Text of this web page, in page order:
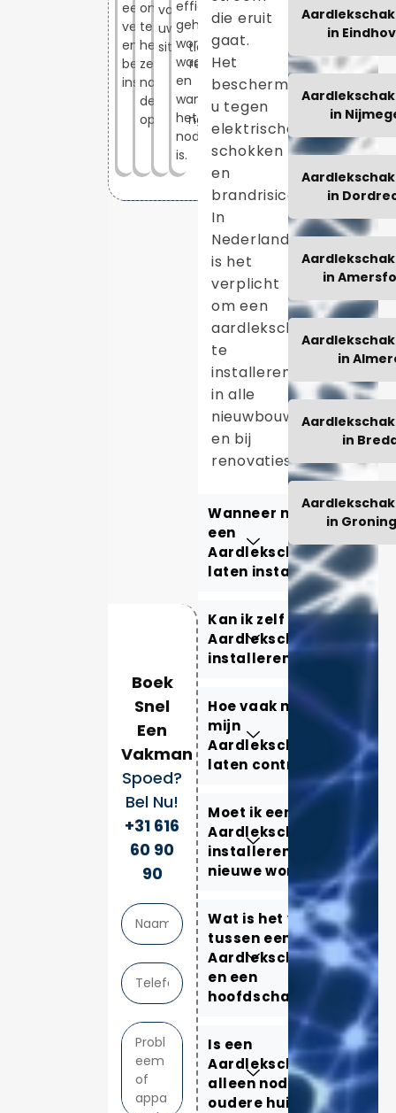
een
veilige
en
betrouwbare
installatie.
om
te
helpen,
zelfs
na
de
oplevering.
voor
uw
situatie.
efficiënt
geholpen
wordt,
waar
en
wanneer
het
nodig
is.
Boek
Snel
Een
Vakman
Spoed?
Bel Nu!
+31 616
60 90
90
die eruit
gaat.
Het
beschermt
u tegen
elektrische
schokken
en
brandrisico’s.
In
Nederland
is het
verplicht
om een
aardlekschakelaar
te
installeren
in alle
nieuwbouwwoningen
en bij
renovaties.
Wanneer moet ik
een
Aardlekschakelaar
laten installeren?
Kan ik zelf een
Aardlekschakelaar
installeren?
Hoe vaak moet ik
mijn
Aardlekschakelaar
laten controleren?
Moet ik een
Aardlekschakelaar
installeren in mijn
nieuwe woning?
Wat is het verschil
tussen een
Aardlekschakelaar
en een
hoofdschakelaar?
Is een
Aardlekschakelaar
alleen nodig voor
oudere huizen?
in
in
in
in
in
in
in